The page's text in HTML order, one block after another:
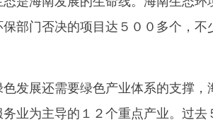
部门否决的项目达５００多个，
展还需要绿色产业体系的支撑，
业为主导的１２个重点产业。过